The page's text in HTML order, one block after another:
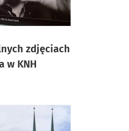
zdjęciach
w KNH